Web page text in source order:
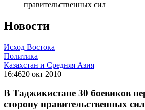
правительственных сил
Новости
Исход Востока
Политика
Казахстан и Средняя Азия
16:4620 окт 2010
В Таджикистане 30 боевиков
сторону правительственных сил